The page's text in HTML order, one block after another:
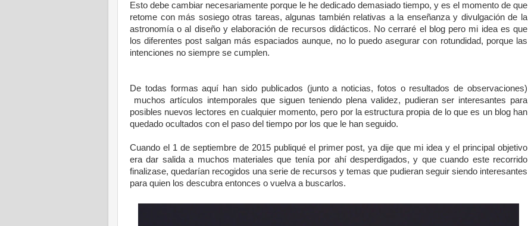
Esto debe cambiar necesariamente porque le he dedicado demasiado tiempo, y es el momento de que
retome con más sosiego otras tareas, algunas también relativas a la enseñanza y divulgación de la
astronomía o al diseño y elaboración de recursos didácticos. No cerraré el blog pero mi idea es que
los diferentes post salgan más espaciados aunque, no lo puedo asegurar con rotundidad, porque las
intenciones no siempre se cumplen.
De todas formas aquí han sido publicados (junto a noticias, fotos o resultados de observaciones)
muchos artículos intemporales que siguen teniendo plena validez, pudieran ser interesantes para
posibles nuevos lectores en cualquier momento, pero por la estructura propia de lo que es un blog han
quedado ocultados con el paso del tiempo por los que le han seguido.
Cuando el 1 de septiembre de 2015 publiqué el primer post, ya dije que mi idea y el principal objetivo
era dar salida a muchos materiales que tenía por ahí desperdigados, y que cuando este recorrido
finalizase, quedarían recogidos una serie de recursos y temas que pudieran seguir siendo interesantes
para quien los descubra entonces o vuelva a buscarlos.